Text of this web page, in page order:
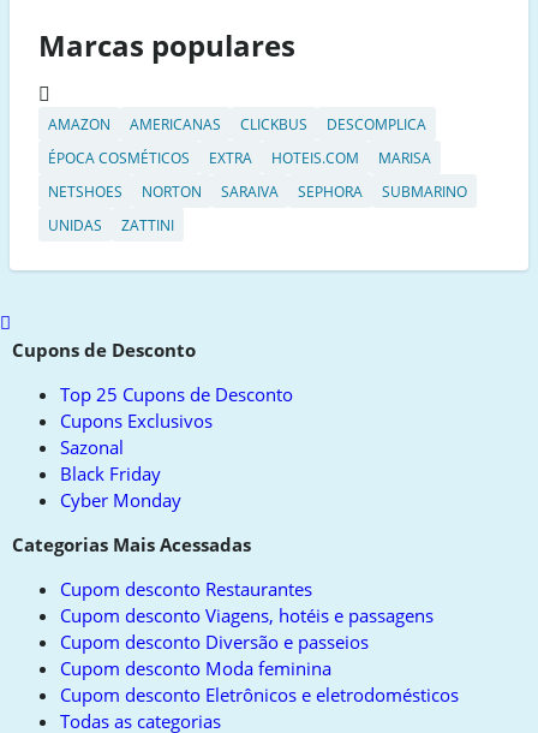
Marcas populares
AMAZON AMERICANAS CLICKBUS
DESCOMPLICA
ÉPOCA COSMÉTICOS
EXTRA HOTEIS.COM
MARISA
NETSHOES
NORTON SARAIVA SEPHORA
SUBMARINO
UNIDAS
ZATTINI
Scroll
toCupons de Desconto
Top 25 Cupons de Desconto
Cupons Exclusivos
Sazonal
Black Friday
Cyber Monday
Categorias Mais Acessadas
Cupom desconto Restaurantes
Cupom desconto Viagens, hotéis e passagens
Cupom desconto Diversão e passeios
Cupom desconto Moda feminina
Cupom desconto Eletrônicos e eletrodomésticos
Todas as categorias